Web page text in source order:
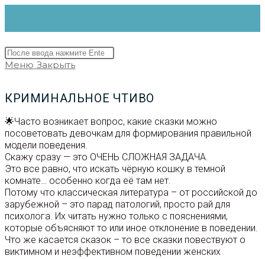
содержимому
Поиск
на
Меню Закрыть
КРИМИНАЛЬНОЕ ЧТИВО
🌟Часто возникает вопрос, какие сказки можно
посоветовать девочкам для формирования правильной
модели поведения.
Скажу сразу — это ОЧЕНЬ СЛОЖНАЯ ЗАДАЧА.
Это все равно, что искать чёрную кошку в темной
комнате… особенно когда её там нет.
Потому что классическая литература – от российской до
зарубежной – это парад патологий, просто рай для
психолога. Их читать нужно только с пояснениями,
которые объясняют то или иное отклонение в поведении.
Что же касается сказок – то все сказки повествуют о
виктимном и неэффективном поведении женских